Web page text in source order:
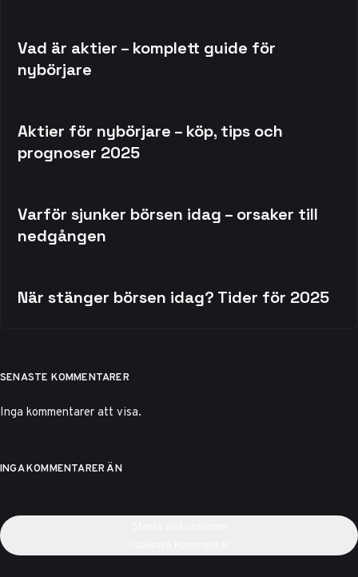
Vad är aktier – komplett guide för
nybörjare
Aktier för nybörjare – köp, tips och
prognoser 2025
Varför sjunker börsen idag – orsaker till
nedgången
När stänger börsen idag? Tider för 2025
SENASTE KOMMENTARER
Inga kommentarer att visa.
INGA KOMMENTARER ÄN